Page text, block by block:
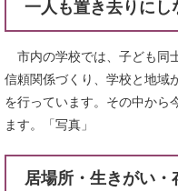
一人も置き去りにし
市内の学校では、子ども同
信頼関係づくり、学校と地域
を行っています。その中から
ます。「写真」
居場所・生きがい・